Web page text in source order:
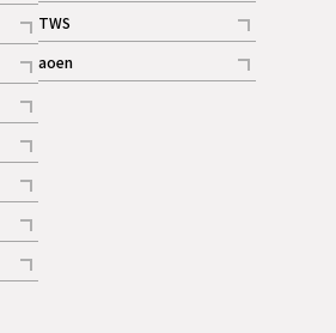
記事
TWS
記事
aoen
記事